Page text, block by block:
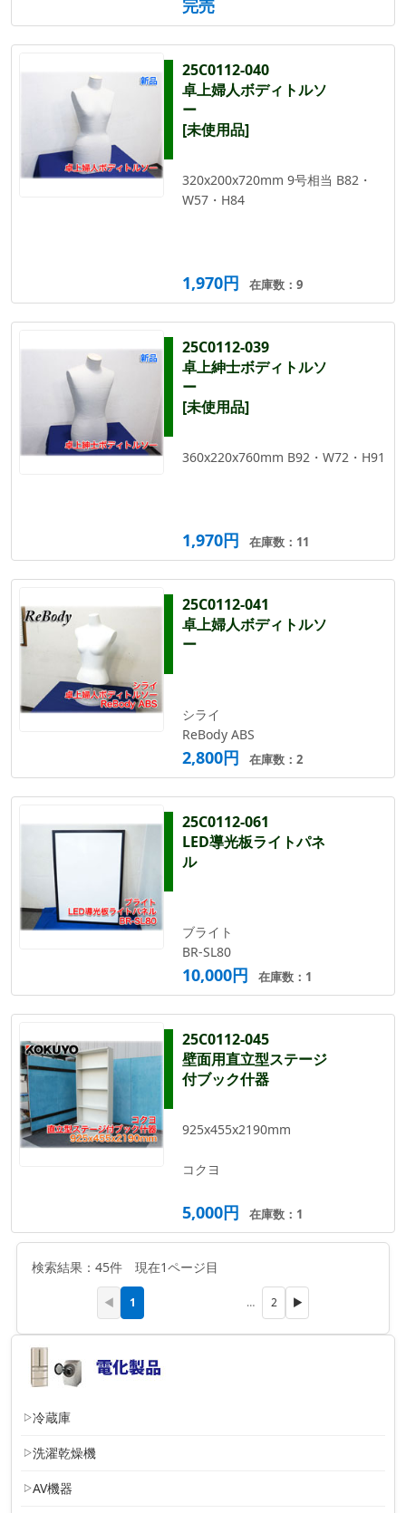
冷蔵庫
洗濯乾燥機
AV機器
完売
25C0112-040
卓上婦人ボディトルソ
ー
[未使用品]
320x200x720mm 9号相当 B82・
W57・H84
1,970円 在庫数：9
25C0112-039
卓上紳士ボディトルソ
ー
[未使用品]
360x220x760mm B92・W72・H91
1,970円 在庫数：11
25C0112-041
卓上婦人ボディトルソ
ー
シライ
ReBody ABS
2,800円 在庫数：2
25C0112-061
LED導光板ライトパネ
ル
ブライト
BR-SL80
10,000円 在庫数：1
25C0112-045
壁面用直立型ステージ
付ブック什器
925x455x2190mm
コクヨ
5,000円 在庫数：1
検索結果：45件 現在1ページ目
◀ 1 … 2 ▶